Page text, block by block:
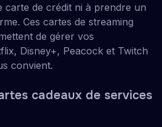
carte de crédit ni à prendre un
Ces cartes de streaming
de gérer vos
Disney+, Peacock et Twitch
convient.
cadeaux de services